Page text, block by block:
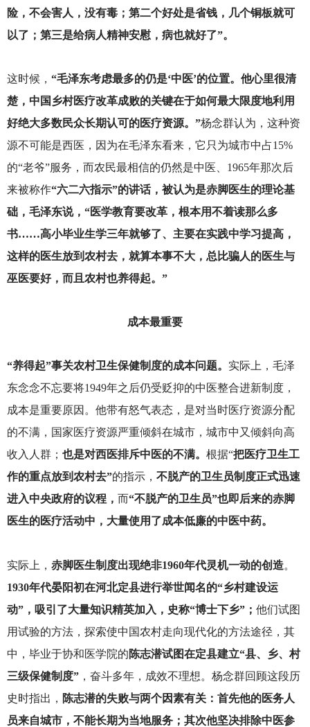
险，不会害人，没有毒；第二个好处是省钱，几个铜板就可
以了；第三是给病人精神安慰，病也就好了”。
这时候， “毛泽东考虑最多的仍是‘中医’的位置。他心里很清
楚，中国乡村医疗改革成败的关键在于如何最大限度地利用
好绝大多数民众长期认可的医疗资源。”杨念群认为，这种资
源不可能是西医，因为在毛泽东看来，它只为城市中占15%
的“老爷”服务，而农民最相信的仍然是中医、1965年那次后
来被称作“六二六指示”的讲话，被认为是赤脚医生的理论基
础，毛泽东说，“医学教育要改革，根本用不着读那么多
书……高小毕业生学三年就够了、主要在实践中学习提高，
这样的医生放到农村去，就算本事不大，总比骗人的医生与
巫医要好，而且农村也养得起。”
成本最重要
“养得起”事关农村卫生保健制度的成本问题。 实际上，毛泽
东念念不忘要将1949年之后仍受贬抑的中医整合进新制度，
成本是重要原因。他带有怒气表态，是对当时医疗资源分配
的不满，国家医疗资源严重倾斜在城市，城市中又倾斜向高
收入人群； 也是对西医排斥中医的不满。 根据“把医疗卫生工
作的重点放到农村去”的指示， 不脱产的卫生员制度正式迅速
进入中央政府的议程， 而“不脱产的卫生员”也即后来的赤脚
医生的医疗活动中，大量使用了成本低廉的中医中药。
实际上， 赤脚医生制度出现绝非1960年代灵机一动的创造。
1930年代晏阳初在河北定县进行举世闻名的“乡村建设运
动”，吸引了大量知识精英加入，史称“博士下乡”； 他们试图
用试验的方法，探索使中国农村走向现代化的方法途径，其
中，毕业于协和医学院的陈志潜试图在定县建立“县、乡、村
三级保健制度”，奋斗多年，成效不理想。杨念群回顾这段历
史时指出， 陈志潜的失败与两个因素有关：首先他的医务人
员来自城市，不能长期为当地服务；其次他坚决排除中医参